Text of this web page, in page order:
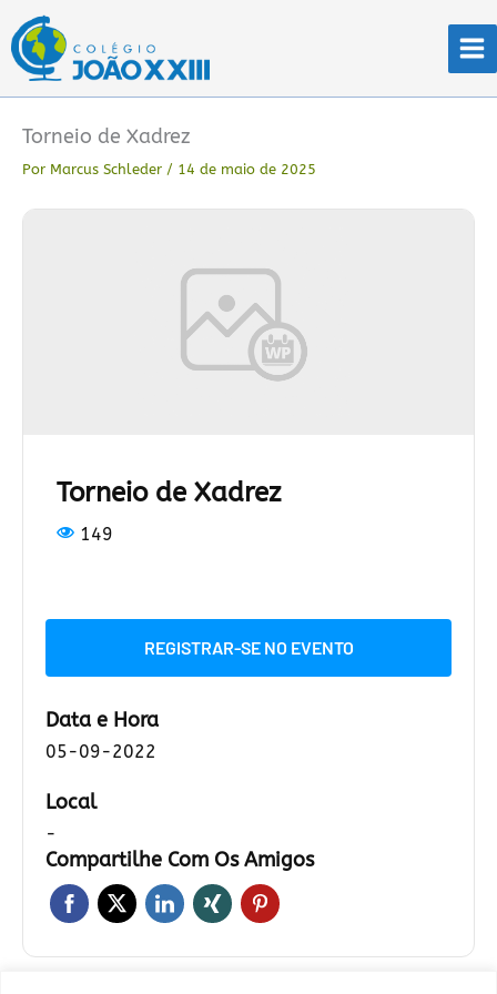
para
conteúdo
Torneio de Xadrez
Por Marcus Schleder / 14 de maio de 2025
Torneio de Xadrez
149
REGISTRAR-SE NO EVENTO
Data e Hora
05-09-2022
Local
-
Compartilhe Com Os Amigos